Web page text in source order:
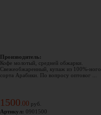
Производитель:
Кофе молотый, средней обжарки.
Свежеобжаренный, купаж из 100%-ного
сорта Арабики. По вопросу оптовог ...
1500 00 руб.
Артикул: 0901500